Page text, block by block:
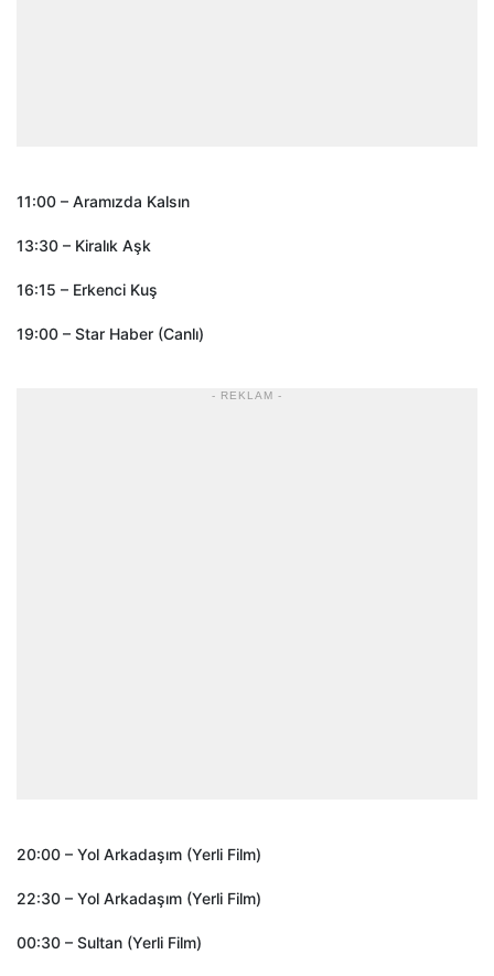
11:00 – Aramızda Kalsın
13:30 – Kiralık Aşk
16:15 – Erkenci Kuş
19:00 – Star Haber (Canlı)
- REKLAM -
20:00 – Yol Arkadaşım (Yerli Film)
22:30 – Yol Arkadaşım (Yerli Film)
00:30 – Sultan (Yerli Film)